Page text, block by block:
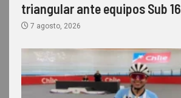
triangular ante equipos Sub 16
7 agosto, 2026